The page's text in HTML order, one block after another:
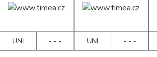
UNI - - - UNI - - -